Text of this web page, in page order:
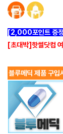
[2,000포인트 증
[초대박]핫썰닷컴
블루메딕 제품 구